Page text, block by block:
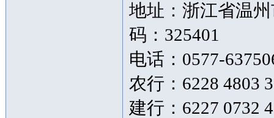
地址：浙江省温
码：325401
电话：0577-
农行：6228 4803
建行：6227